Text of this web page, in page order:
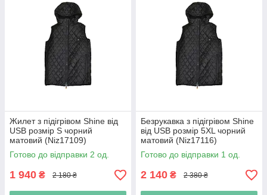
Жилет з підігрівом Shine від
USB розмір S чорний
матовий (Niz17109)
Готово до відправки 2 од.
1 940 ₴ 2 180 ₴
Безрукавка з підігрівом Shine
від USB розмір 5XL чорний
матовий (Niz17116)
Готово до відправки 1 од.
2 140 ₴ 2 380 ₴